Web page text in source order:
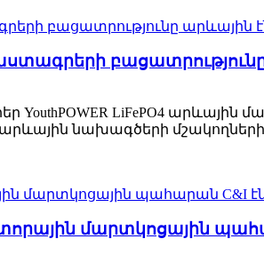
LiFePO4
նախագծերի
մարտկոցային